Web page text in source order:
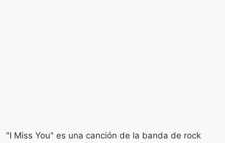
"I Miss You" es una canción de la banda de rock